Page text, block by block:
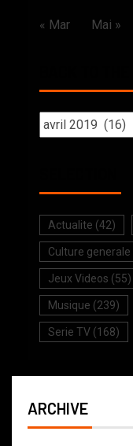
« Mar Mai »
Actualite (42)
Culture generale
Jeux Videos (55)
Musique (239)
Serie TV (168)
ARCHIVE